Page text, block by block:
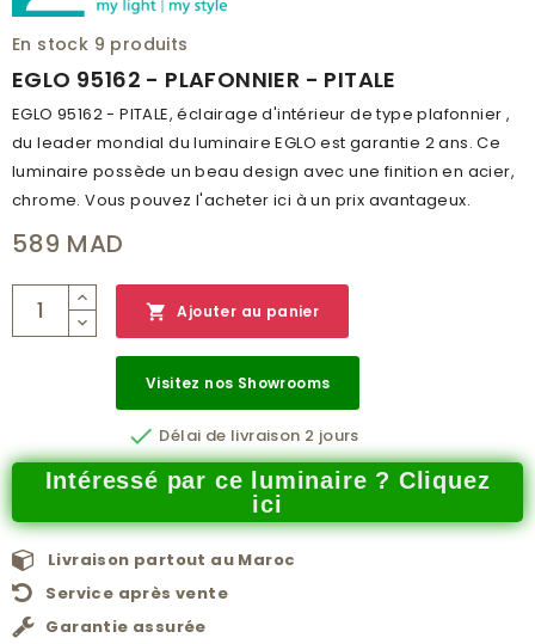
En stock 9 produits
EGLO 95162 - PLAFONNIER - PITALE
EGLO 95162 - PITALE, éclairage d'intérieur de type plafonnier ,
du leader mondial du luminaire EGLO est garantie 2 ans. Ce
luminaire possède un beau design avec une finition en acier,
chrome. Vous pouvez l'acheter ici à un prix avantageux.
589 MAD
 Ajouter au panier
Visitez nos Showrooms
 Délai de livraison 2 jours
Intéressé par ce luminaire ? Cliquez
ici
Livraison partout au Maroc
Service après vente
Garantie assurée